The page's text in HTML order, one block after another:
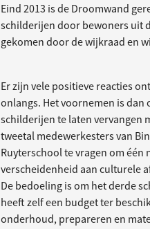
Eind 2013 is de Droomwand
schilderijen door bewoners uit
gekomen door de wijkraad en
Er zijn vele positieve reacties
onlangs. Het voornemen is
schilderijen te laten vervangen
tweetal medewerkesters van
Ruyterschool te vragen om
verscheidenheid aan culturele
De bedoeling is om het derde
heeft zelf een budget ter
onderhoud, prepareren en